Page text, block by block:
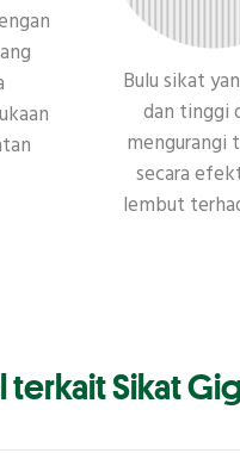
Bulu sikat
dan tinggi
mengurangi
secara
lembut
terkait Sikat